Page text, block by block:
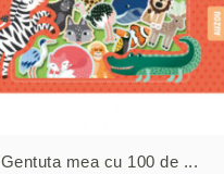
Gentuta mea cu 100 de ...